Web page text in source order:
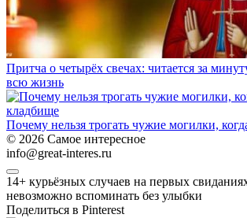
Притча о четырёх свечах: читается за
всю жизнь
Почему нельзя трогать чужие могилки,
© 2026 Самое интересное
info@great-interes.ru
14+ курьёзных случаев на первых
невозможно вспоминать без улыбки
Поделиться в Pinterest